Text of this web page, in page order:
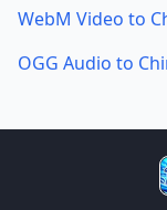
WebM Video to
OGG Audio to